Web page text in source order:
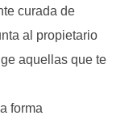
curada de
al propietario
aquellas que te
forma